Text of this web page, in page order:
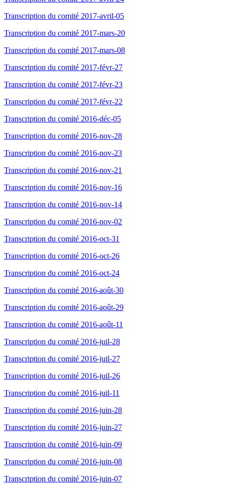
Transcription du comité 2017-avril-05
Transcription du comité 2017-mars-20
Transcription du comité 2017-mars-08
Transcription du comité 2017-févr-27
Transcription du comité 2017-févr-23
Transcription du comité 2017-févr-22
Transcription du comité 2016-déc-05
Transcription du comité 2016-nov-28
Transcription du comité 2016-nov-23
Transcription du comité 2016-nov-21
Transcription du comité 2016-nov-16
Transcription du comité 2016-nov-14
Transcription du comité 2016-nov-02
Transcription du comité 2016-oct-31
Transcription du comité 2016-oct-26
Transcription du comité 2016-oct-24
Transcription du comité 2016-août-30
Transcription du comité 2016-août-29
Transcription du comité 2016-août-11
Transcription du comité 2016-juil-28
Transcription du comité 2016-juil-27
Transcription du comité 2016-juil-26
Transcription du comité 2016-juil-11
Transcription du comité 2016-juin-28
Transcription du comité 2016-juin-27
Transcription du comité 2016-juin-09
Transcription du comité 2016-juin-08
Transcription du comité 2016-juin-07